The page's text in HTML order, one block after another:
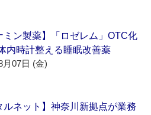
ミン製薬】「ロゼレム」OTC化
内時計整える睡眠改善薬
月07日 (金)
ルネット】神奈川新拠点が業務